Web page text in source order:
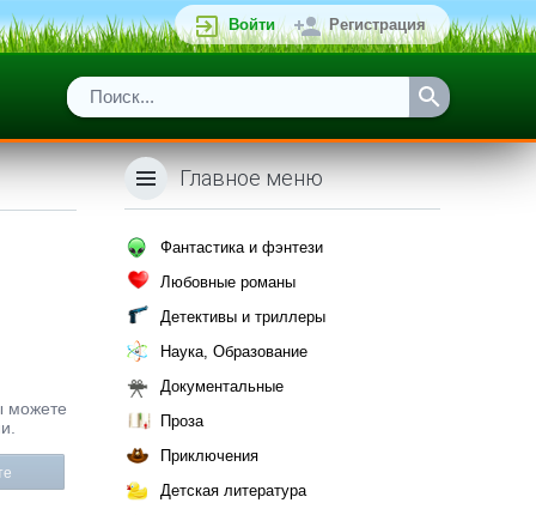
Войти Регистрация
можете
Главное меню
Фантастика и фэнтези
Любовные романы
Детективы и триллеры
Наука, Образование
Документальные
Проза
Приключения
Детская литература